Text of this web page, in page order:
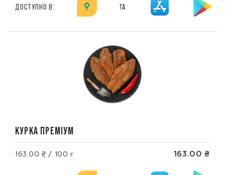
ДОСТУПНО В: ТА
КУРКА ПРЕМІУМ
163.00 ₴ / 100 г 163.00 ₴